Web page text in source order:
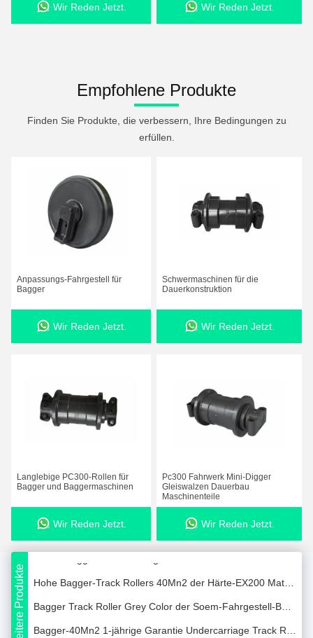
Wir Reden Jetzt. Wir Reden Jetzt.
Empfohlene Produkte
Finden Sie Produkte, die verbessern, Ihre Bedingungen zu
erfüllen.
Anpassungs-Fahrgestell für
Bagger
Wir Reden Jetzt.
Schwermaschinen für die
Dauerkonstruktion
Wir Reden Jetzt.
Langlebige PC300-Rollen für
Bagger und Baggermaschinen
Wir Reden Jetzt.
Pc300 Fahrwerk Mini-Digger
Gleiswalzen Dauerbau
Maschinenteile
Wir Reden Jetzt.
Weitere Produkte
Schwarzes Bagger-Bucket Teeth Carbon-Stahl-Material D225 KOMATSU
Rollen-Bagger-Undercarriage Partss 65T XCMG der Bahn-PC360 1-jährige Garantie